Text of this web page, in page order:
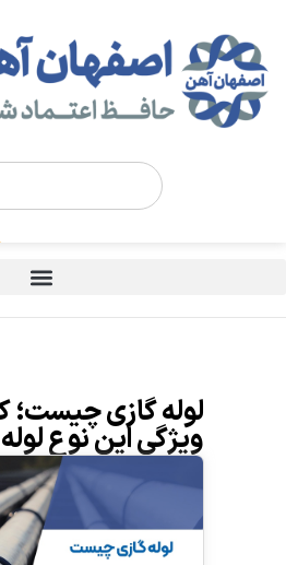
لوله گازی چیست؛ کاربرد و
ویژگی این نوع لوله